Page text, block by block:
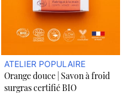
ATELIER POPULAIRE
Orange douce | Savon à froid
surgras certifié BIO